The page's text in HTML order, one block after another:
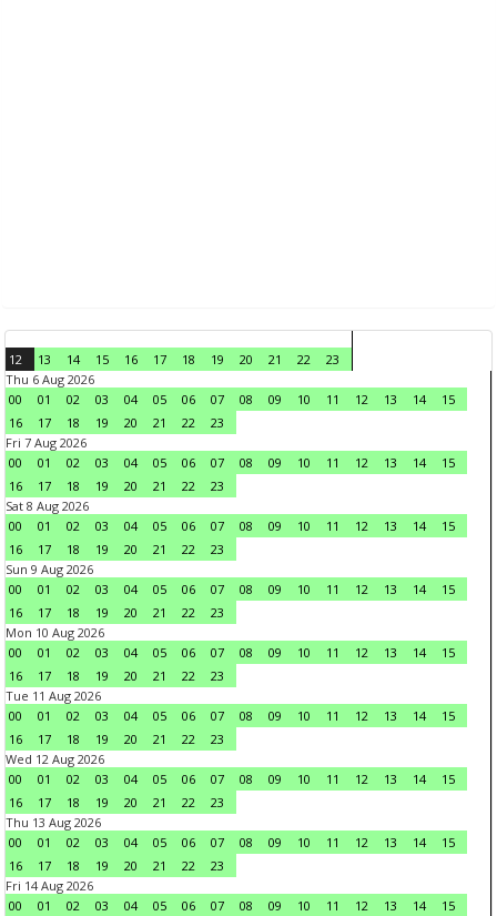
12 13 14 15 16 17 18 19 20 21 22
23
Thu 6 Aug 2026
00
01 02 03 04 05 06 07 08 09 10 11 12 13 14
15
16
17 18 19 20 21 22
23
Fri 7 Aug 2026
00
01 02 03 04 05 06 07 08 09 10 11 12 13 14
15
16
17 18 19 20 21 22
23
Sat 8 Aug 2026
00
01 02 03 04 05 06 07 08 09 10 11 12 13 14
15
16
17 18 19 20 21 22
23
Sun 9 Aug 2026
00
01 02 03 04 05 06 07 08 09 10 11 12 13 14
15
16
17 18 19 20 21 22
23
Mon 10 Aug 2026
00
01 02 03 04 05 06 07 08 09 10 11 12 13 14
15
16
17 18 19 20 21 22
23
Tue 11 Aug 2026
00
01 02 03 04 05 06 07 08 09 10 11 12 13 14
15
16
17 18 19 20 21 22
23
Wed 12 Aug 2026
00
01 02 03 04 05 06 07 08 09 10 11 12 13 14
15
16
17 18 19 20 21 22
23
Thu 13 Aug 2026
00
01 02 03 04 05 06 07 08 09 10 11 12 13 14
15
16
17 18 19 20 21 22
23
Fri 14 Aug 2026
00
01 02 03 04 05 06 07 08 09 10 11 12 13 14 15